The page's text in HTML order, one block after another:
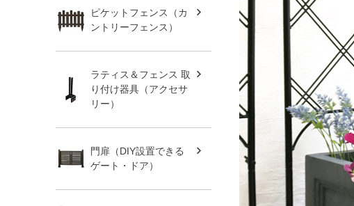
ピケットフェンス（カ
ントリーフェンス）
ラティス＆フェンス 取
り付け器具（アクセサ
リー）
門扉（DIY設置できる
ゲート・ドア）